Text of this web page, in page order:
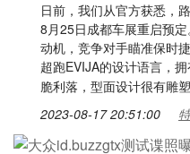
日前，我们从官方获悉，
8月25日成都车展重启预
动机，竞争对手瞄准保时
超跑EVIJA的设计语言，
脆利落，型面设计很有雕
2023-08-17 20:51:00